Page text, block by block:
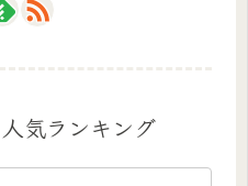
気ランキング